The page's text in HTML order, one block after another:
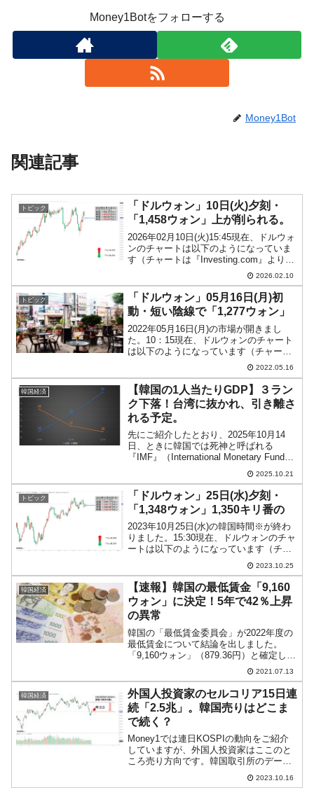
Money1Botをフォローする
Money1Bot
関連記事
トピック
「ドルウォン」10日(火)夕刻・
「1,458ウォン」上が削られる。
2026年02月10日(火)15:45現在、ドルウォ
ンのチャートは以下のようになっていま
す（チャートは『Investing.com』より引
用）。コマ足になりました(笑)。ローソク
足の上が削られているのがつらいところ
です。現在のところ「1ドル...
2026.02.10
トピック
「ドルウォン」05月16日(月)初
動・短い陰線で「1,277ウォン」
2022年05月16日(月)の市場が開きまし
た。10：15現在、ドルウォンのチャート
は以下のようになっています（チャート
は『Investing.com』より引用）。短いで
すが陰線でウォン高方向に進行していま
す。ヒゲでも分かるとおり、一時「1...
2022.05.16
韓国経済
【韓国の1人当たりGDP】３ラン
ク下落！台湾に抜かれ、引き離さ
れる予定。
先にご紹介したとおり、2025年10月14
日、ときに韓国では死神と呼ばれる
『IMF』（International Monetary Fundの
略：国際通貨基金）が「World Economy
Outlook」（世界経済見通し）を公表しま
した...
2025.10.21
トピック
「ドルウォン」25日(水)夕刻・
「1,348ウォン」1,350キリ番の
2023年10月25日(水)の韓国時間※が終わ
りました。15:30現在、ドルウォンのチャ
ートは以下のようになっています（チャ
ートは『Investing.com』より引用）。陽
線が伸びました。現在のところ「1ドル＝
1,348ウォン」近辺の攻防...
2023.10.25
韓国経済
【速報】韓国の最低賃金「9,160
ウォン」に決定！5年で42％上昇
の異常
韓国の「最低賃金委員会」が2022年度の
最低賃金について結論を出しました。
「9,160ウォン」（879.36円）と確定しま
した。以下が2017～2022年（文在寅政権
下）の推移です。※右目盛りは2017年を
100としたときのパーセント202...
2021.07.13
韓国経済
外国人投資家のセルコリア15日連
続「2.5兆」。韓国売りはどこま
で続く？
Money1では連日KOSPIの動向をご紹介
していますが、外国人投資家はここのと
ころ売り方向です。韓国取引所のデータ
によると、2023年09月18日から10月13日
まで純売り越しを続けています。韓国売
2023.10.16